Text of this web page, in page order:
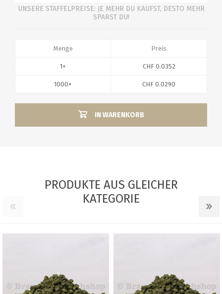
UNSERE STAFFELPREISE: JE MEHR DU KAUFST, DESTO MEHR
SPARST DU!
Menge
1+
1000+
Preis
CHF 0.0352
CHF 0.0290
IN WARENKORB
PRODUKTE AUS GLEICHER
KATEGORIE